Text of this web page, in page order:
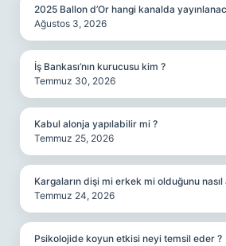
2025 Ballon d’Or hangi kanalda
Ağustos 3, 2026
İş Bankası’nın kurucusu kim ?
Temmuz 30, 2026
Kabul alonja yapılabilir mi ?
Temmuz 25, 2026
Kargaların dişi mi erkek mi olduğunu nasıl
Temmuz 24, 2026
Psikolojide koyun etkisi neyi temsil eder ?